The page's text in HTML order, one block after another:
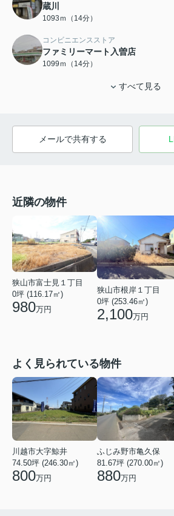
蔵川
1093ｍ（14分）
コンビニエンスストア
ファミリーマート入曽店
1099ｍ（14分）
すべて見る
メールで共有する
近隣の物件
狭山市富士見１丁目
0坪 (116.17㎡)
980万円
狭山市根岸１丁目
0坪 (253.46㎡)
2,100万円
よく見られている物件
川越市大字鯨井
74.50坪 (246.30㎡)
800万円
ふじみ野市亀久保
81.67坪 (270.00㎡)
880万円